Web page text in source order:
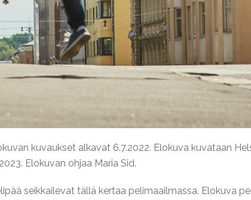
kuvaukset alkavat 6.7.2022. Elokuva kuvataan
Elokuvan ohjaa Maria Sid.
seikkailevat tällä kertaa pelimaailmassa. Elokuva